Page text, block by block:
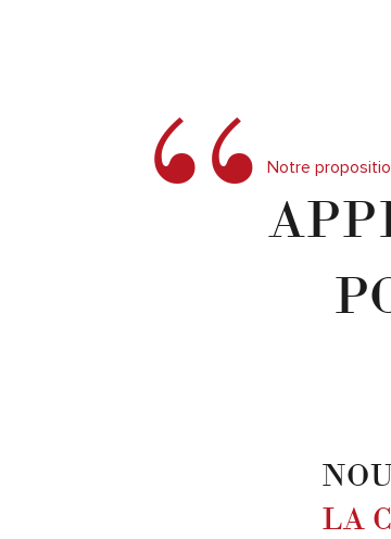
“ Notre
LA